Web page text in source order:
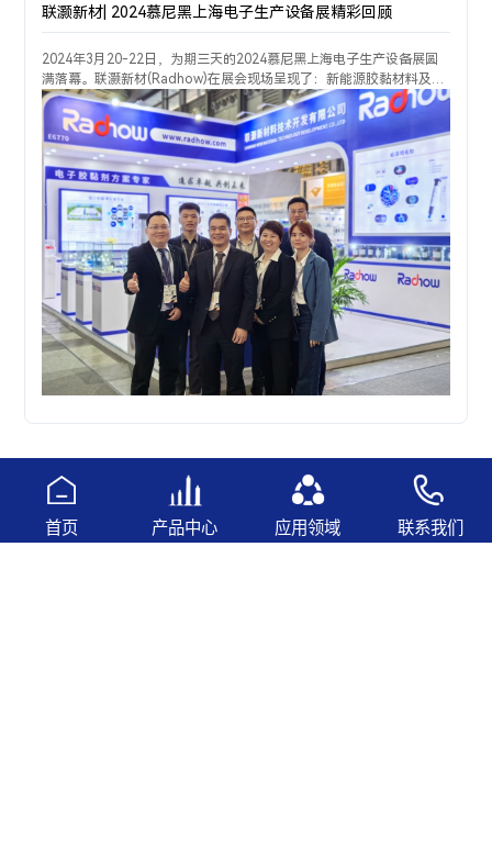
联灏新材| 2024慕尼黑上海电子生产设备展精彩回顾
2024年3月20-22日，为期三天的2024慕尼黑上海电子生产设备展圆
满落幕。联灏新材(Radhow)在展会现场呈现了：新能源胶黏材料及工
艺整体解决方案、摄像模组胶黏材料
总记录：5
首页 产品中心 应用领域 联系我们